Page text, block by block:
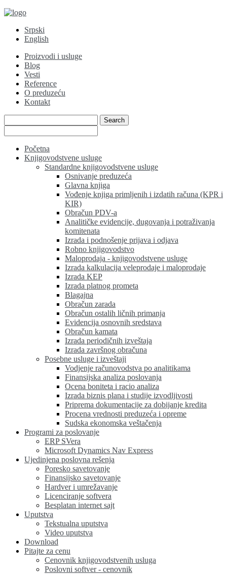
Srpski
English
Proizvodi i usluge
Blog
Vesti
Reference
O preduzeću
Kontakt
Početna
Knjigovodstvene usluge
Standardne knjigovodstvene usluge
Osnivanje preduzeća
Glavna knjiga
Vođenje knjiga primljenih i izdatih računa (KPR i
KIR)
Obračun PDV-a
Analitičke evidencije, dugovanja i potraživanja
komitenata
Izrada i podnošenje prijava i odjava
Robno knjigovodstvo
Maloprodaja - knjigovodstvene usluge
Izrada kalkulacija veleprodaje i maloprodaje
Izrada KEP
Izrada platnog prometa
Blagajna
Obračun zarada
Obračun ostalih ličnih primanja
Evidencija osnovnih sredstava
Obračun kamata
Izrada periodičnih izveštaja
Izrada završnog obračuna
Posebne usluge i izveštaji
Vodjenje računovodstva po analitikama
Finansijska analiza poslovanja
Ocena boniteta i racio analiza
Izrada biznis plana i studije izvodljivosti
Priprema dokumentacije za dobijanje kredita
Procena vrednosti preduzeća i opreme
Sudska ekonomska veštačenja
Programi za poslovanje
ERP SVera
Microsoft Dynamics Nav Express
Ujedinjena poslovna rešenja
Poresko savetovanje
Finansijsko savetovanje
Hardver i umrežavanje
Licenciranje softvera
Besplatan internet sajt
Uputstva
Tekstualna uputstva
Video uputstva
Download
Pitajte za cenu
Cenovnik knjigovodstvenih usluga
Poslovni softver - cenovnik